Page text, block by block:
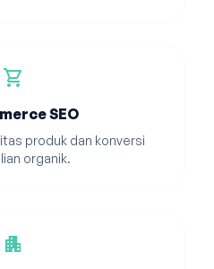
shopping_cart
SEO
produk dan konversi
organik.
apartment